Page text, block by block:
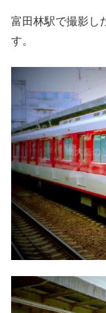
富田林駅で撮影し
す。